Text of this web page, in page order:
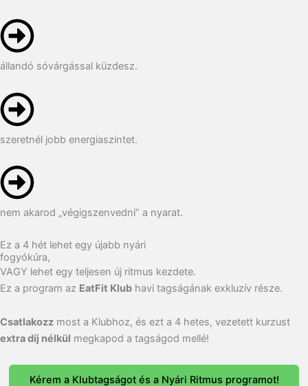
állandó sóvárgással küzdesz.
szeretnél jobb energiaszintet.
nem akarod „végigszenvedni” a nyarat.
Ez a 4 hét lehet egy újabb nyári
fogyókúra,
VAGY lehet egy teljesen új ritmus kezdete.
Ez a program az EatFit Klub havi tagságának exkluzív része.
Csatlakozz most a Klubhoz, és ezt a 4 hetes, vezetett kurzust
extra díj nélkül megkapod a tagságod mellé!
Kérem a Klubtagságot és a Nyári Ritmus programot!